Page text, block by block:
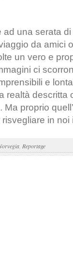
ad una serata
da amici
un vero e
ci
e
realtà descritta
Ma proprio
in noi
Reportage